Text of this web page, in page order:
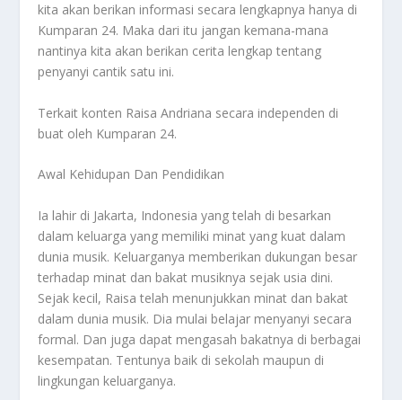
kita akan berikan informasi secara lengkapnya hanya di
Kumparan 24. Maka dari itu jangan kemana-mana
nantinya kita akan berikan cerita lengkap tentang
penyanyi cantik satu ini.
Terkait konten Raisa Andriana secara independen di
buat oleh Kumparan 24.
Awal Kehidupan Dan Pendidikan
Ia lahir di Jakarta, Indonesia yang telah di besarkan
dalam keluarga yang memiliki minat yang kuat dalam
dunia musik. Keluarganya memberikan dukungan besar
terhadap minat dan bakat musiknya sejak usia dini.
Sejak kecil, Raisa telah menunjukkan minat dan bakat
dalam dunia musik. Dia mulai belajar menyanyi secara
formal. Dan juga dapat mengasah bakatnya di berbagai
kesempatan. Tentunya baik di sekolah maupun di
lingkungan keluarganya.